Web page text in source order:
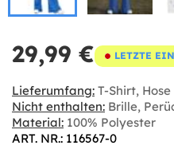
29,99 € LETZTE
Lieferumfang: T-Shirt,
Nicht enthalten: Brille,
Material: 100% Polyester
ART. NR.: 116567-0